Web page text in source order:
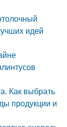
идей
Как выбрать
продукции и